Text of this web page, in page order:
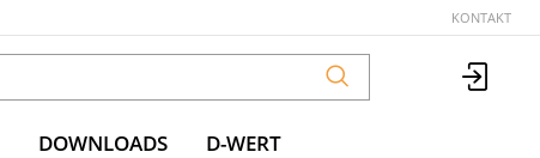
KONTAKT
DOWNLOADS D-WERT